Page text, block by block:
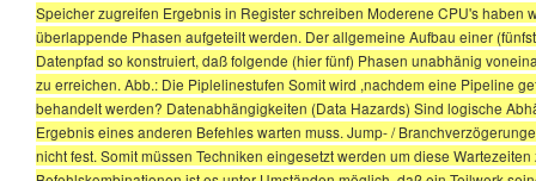
Speicher zugreifen Ergebnis in Register schreiben Moderene CPU's
überlappende Phasen aufgeteilt werden. Der allgemeine Aufbau einer
Datenpfad so konstruiert, daß folgende (hier fünf) Phasen unabhänig
zu erreichen. Abb.: Die Piplelinestufen Somit wird ,nachdem eine Pipeline
behandelt werden? Datenabhängigkeiten (Data Hazards) Sind logische
Ergebnis eines anderen Befehles warten muss. Jump- /
nicht fest. Somit müssen Techniken eingesetzt werden um diese